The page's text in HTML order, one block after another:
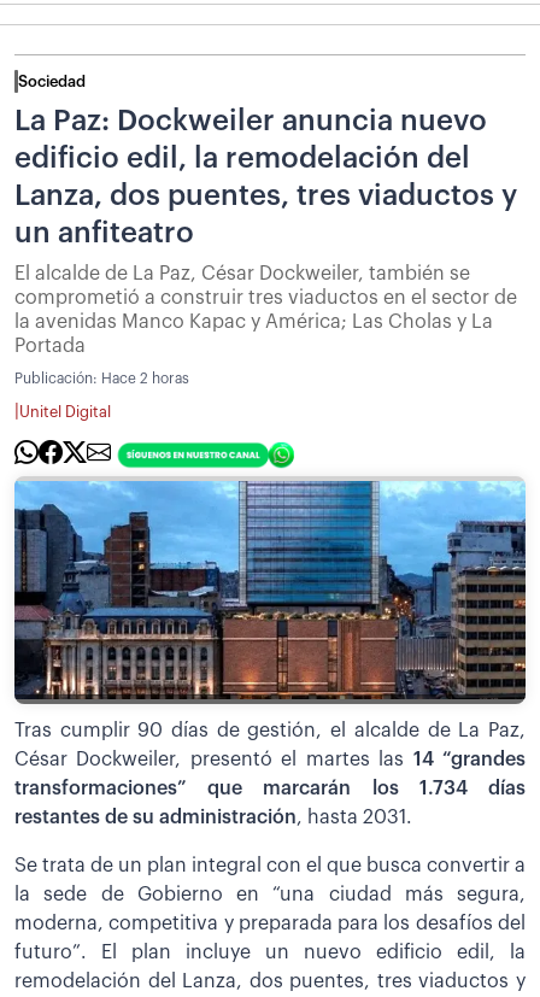
Sociedad
La Paz: Dockweiler anuncia nuevo
edificio edil, la remodelación del
Lanza, dos puentes, tres viaductos y
un anfiteatro
El alcalde de La Paz, César Dockweiler, también se
comprometió a construir tres viaductos en el sector de
la avenidas Manco Kapac y América; Las Cholas y La
Portada
Publicación: Hace 2 horas
Unitel Digital
Tras cumplir 90 días de gestión, el alcalde de La Paz,
César Dockweiler, presentó el martes las 14 “grandes
transformaciones” que marcarán los 1.734 días
restantes de su administración, hasta 2031.
Se trata de un plan integral con el que busca convertir a
la sede de Gobierno en “una ciudad más segura,
moderna, competitiva y preparada para los desafíos del
futuro”. El plan incluye un nuevo edificio edil, la
remodelación del Lanza, dos puentes, tres viaductos y